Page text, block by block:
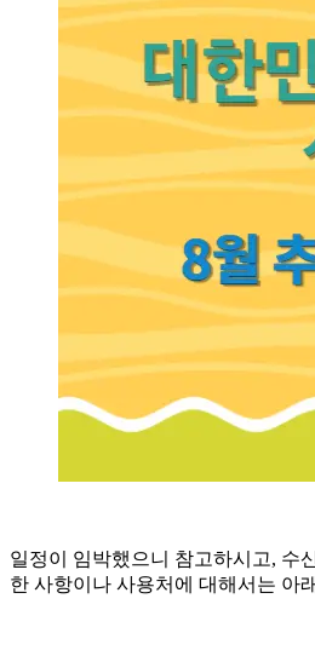
일정이 임박했으니 참고하시고, 수
한 사항이나 사용처에 대해서는 아